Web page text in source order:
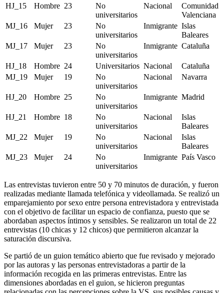
HJ_15 Hombre 23
No
universitarios
Nacional
Comunidad
Valenciana
MJ_16
Mujer 23
No
universitarios
Inmigrante Islas
Baleares
MJ_17
Mujer 23
No
universitarios
Inmigrante Cataluña
HJ_18 Hombre 24 Universitarios Nacional
Cataluña
MJ_19
Mujer 19
No
universitarios
Nacional Navarra
HJ_20 Hombre 25
No
universitarios
Inmigrante Madrid
HJ_21 Hombre 18
No
universitarios
Nacional
Islas
Baleares
MJ_22
Mujer 19
No
universitarios
Nacional
Islas
Baleares
MJ_23
Mujer 24
No
universitarios
Inmigrante País Vasco
Las entrevistas tuvieron entre 50 y 70 minutos de duración, y fueron
realizadas mediante llamada telefónica y videollamada. Se realizó un
emparejamiento por sexo entre persona entrevistadora y entrevistada
con el objetivo de facilitar un espacio de confianza, puesto que se
abordaban aspectos íntimos y sensibles. Se realizaron un total de 22
entrevistas (10 chicas y 12 chicos) que permitieron alcanzar la
saturación discursiva.
Se partió de un guion temático abierto que fue revisado y mejorado
por las autoras y las personas entrevistadoras a partir de la
información recogida en las primeras entrevistas. Entre las
dimensiones abordadas en el guion, se hicieron preguntas